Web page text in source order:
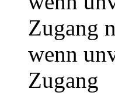
Zugang
wenn
Zugang